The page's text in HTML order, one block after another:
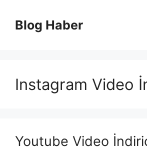
Blog Haber
Instagram Video
Youtube Video